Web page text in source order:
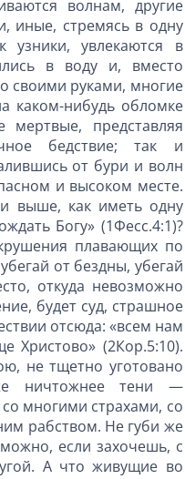
волнам, другие
иные, стремясь в одну
узники, увлекаются в
в воду и, вместо
своими руками, многие
каком-нибудь обломке
представляя
бедствие; так и
от бури и волн
и высоком месте.
выше, как иметь одну
Богу» (1Фесс.4:1)?
плавающих по
от бездны, убегай
откуда невозможно
будет суд, страшное
отсюда: «всем нам
Христово» (2Кор.5:10).
не тщетно уготовано
ничтожнее тени —
многими страхами, со
рабством. Не губи же
если захочешь, с
А что живущие во